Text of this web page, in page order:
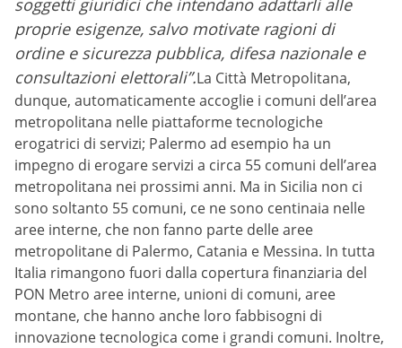
soggetti giuridici che intendano adattarli alle
proprie esigenze, salvo motivate ragioni di
ordine e sicurezza pubblica, difesa nazionale e
consultazioni elettorali”.La Città Metropolitana,
dunque, automaticamente accoglie i comuni dell’area
metropolitana nelle piattaforme tecnologiche
erogatrici di servizi; Palermo ad esempio ha un
impegno di erogare servizi a circa 55 comuni dell’area
metropolitana nei prossimi anni. Ma in Sicilia non ci
sono soltanto 55 comuni, ce ne sono centinaia nelle
aree interne, che non fanno parte delle aree
metropolitane di Palermo, Catania e Messina. In tutta
Italia rimangono fuori dalla copertura finanziaria del
PON Metro aree interne, unioni di comuni, aree
montane, che hanno anche loro fabbisogni di
innovazione tecnologica come i grandi comuni. Inoltre,